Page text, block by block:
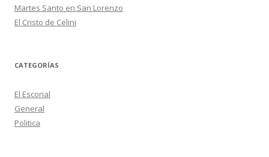
Martes Santo en San Lorenzo
El Cristo de Celini
CATEGORÍAS
El Escorial
General
Politica